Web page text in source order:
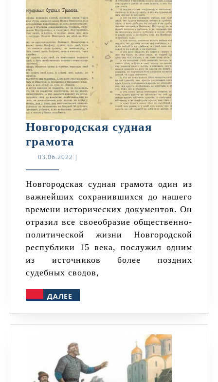
Новгородская судная
грамота
судная
03.06.2022 03.06.2022
|
Новгородская судная грамота один из
важнейших сохранившихся до нашего
времени исторических документов. Он
отразил все своеобразие общественно-
политической жизни Новгородской
республики 15 века, послужил одним
из источников более поздних
судебных сводов,
ДАЛЕЕ